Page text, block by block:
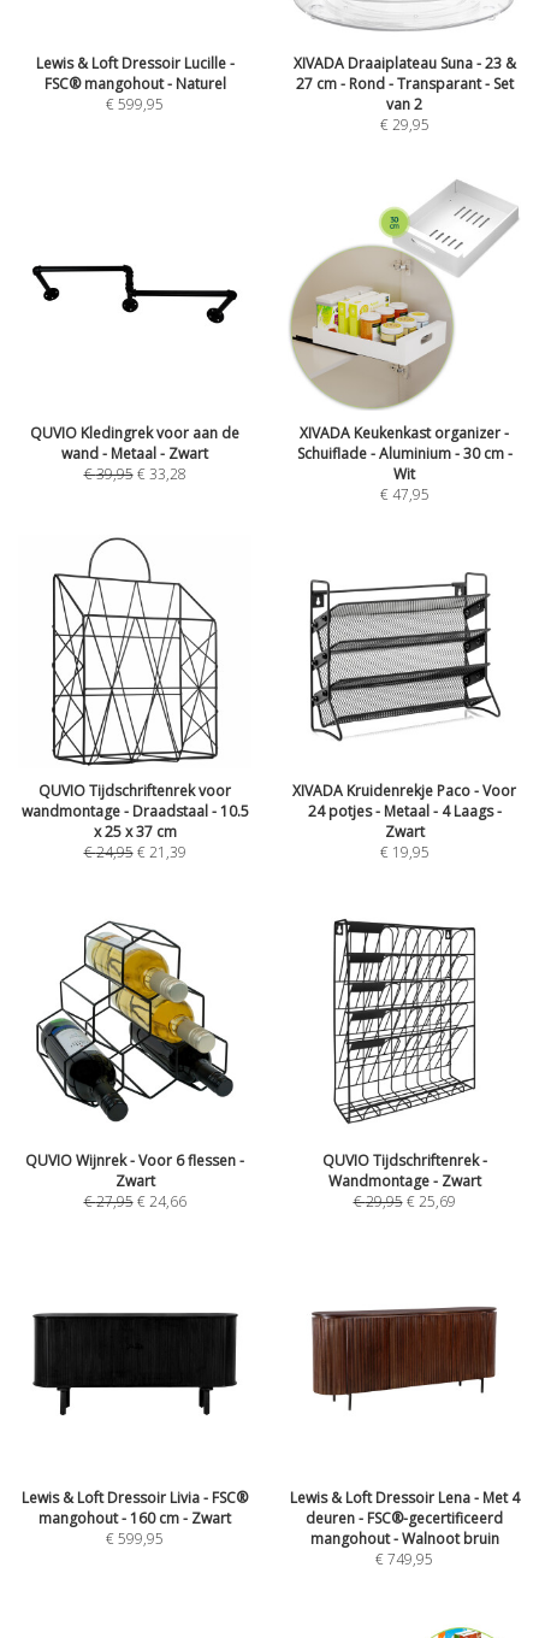
Lewis & Loft Dressoir Lucille -
FSC® mangohout - Naturel
€599,95
XIVADA Draaiplateau Suna - 23 &
27 cm - Rond - Transparant - Set
van 2
€29,95
QUVIO Kledingrek voor aan de
wand - Metaal - Zwart
€39,95 €33,28
XIVADA Keukenkast organizer -
Schuiflade - Aluminium - 30 cm -
Wit
€47,95
QUVIO Tijdschriftenrek voor
wandmontage - Draadstaal - 10.5
x 25 x 37 cm
€24,95 €21,39
XIVADA Kruidenrekje Paco - Voor
24 potjes - Metaal - 4 Laags -
Zwart
€ 19,95
QUVIO Wijnrek - Voor 6 flessen -
Zwart
€27,95 €24,66
QUVIO Tijdschriftenrek -
Wandmontage - Zwart
€29,95 €25,69
Lewis & Loft Dressoir Livia - FSC®
mangohout - 160 cm - Zwart
€599,95
Lewis & Loft Dressoir Lena - Met 4
deuren - FSC®-gecertificeerd
mangohout - Walnoot bruin
€749,95